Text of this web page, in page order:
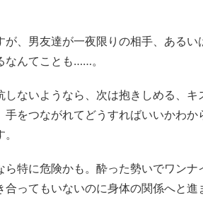
が、男友達が一夜限りの相手、ある
なんてことも……。
ないようなら、次は抱きしめる、
をつながれてどうすればいいかわ
ら特に危険かも。酔った勢いでワン
合ってもいないのに身体の関係へと